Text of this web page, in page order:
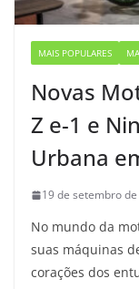
MAIS POPULARES
Novas
Z e-1 e
Urbana
19 de setembro
No mundo da
suas máquinas
corações dos